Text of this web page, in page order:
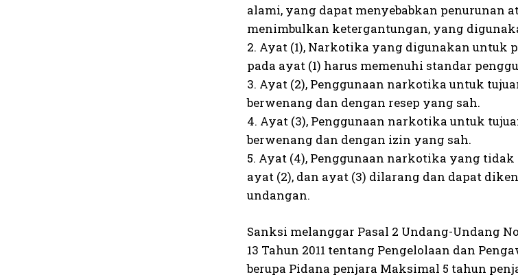
alami, yang dapat menyebabkan penurunan
menimbulkan ketergantungan, yang
2. Ayat (1), Narkotika yang digunakan untuk
pada ayat (1) harus memenuhi standar
3. Ayat (2), Penggunaan narkotika untuk
berwenang dan dengan resep yang sah.
4. Ayat (3), Penggunaan narkotika untuk
berwenang dan dengan izin yang sah.
5. Ayat (4), Penggunaan narkotika yang
ayat (2), dan ayat (3) dilarang dan dapat
undangan.
Sanksi melanggar Pasal 2 Undang-Undang
13 Tahun 2011 tentang Pengelolaan dan
berupa Pidana penjara Maksimal 5 tahun